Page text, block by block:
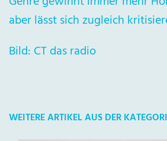
aber lässt sich zugleich
Bild: CT das radio
WEITERE ARTIKEL AUS DER